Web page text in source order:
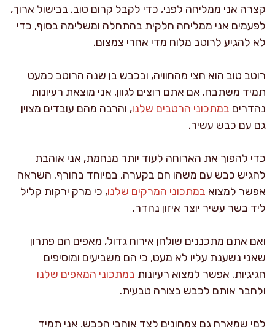
קצרה אני ממליחה לפני, כדי לקבל קרום טוב. בבישול ארוך,
לפעמים אני ממליחה חלקית בהתחלה ומשלימה בסוף, כדי
לא להגיע לרוטב מלוח מדי אחרי צמצום.
רוטב טוב הוא חצי מהחוויה, ובכבש בן שנה הרוטב כמעט
תמיד משתבח. אם אתם רוצים לגוון, אני מוצאת רעיונות
נהדרים במתכוני הרטבים שלנו, והרבה מהם עובדים מצוין
גם עם כבש עשיר.
כדי להפוך את הארוחה לעוד יותר מנחמת, אני אוהבת
להגיש כבש עם משהו חם בקערה, במיוחד בחורף. השראה
אפשר למצוא במתכוני המרקים שלנו, כי מרק ירקות קליל
ליד בשר עשיר יוצר איזון נהדר.
ואם אתם מתכננים שולחן אירוח גדול, מאפים הם פתרון
שאני נשענת עליו לא מעט, כי הם משביעים ומוסיפים
חגיגיות. אפשר למצוא רעיונות במתכוני המאפים שלנו
ולחבר אותם לכבש בצורה טבעית.
למי שמארח גם צמחונים לצד אוהבי הכבש, אני תמיד